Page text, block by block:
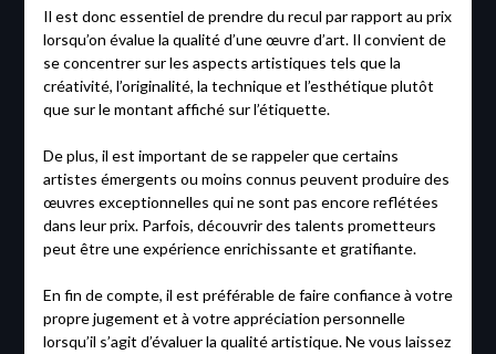
Il est donc essentiel de prendre du recul par rapport au prix
lorsqu’on évalue la qualité d’une œuvre d’art. Il convient de
se concentrer sur les aspects artistiques tels que la
créativité, l’originalité, la technique et l’esthétique plutôt
que sur le montant affiché sur l’étiquette.
De plus, il est important de se rappeler que certains
artistes émergents ou moins connus peuvent produire des
œuvres exceptionnelles qui ne sont pas encore reflétées
dans leur prix. Parfois, découvrir des talents prometteurs
peut être une expérience enrichissante et gratifiante.
En fin de compte, il est préférable de faire confiance à votre
propre jugement et à votre appréciation personnelle
lorsqu’il s’agit d’évaluer la qualité artistique. Ne vous laissez